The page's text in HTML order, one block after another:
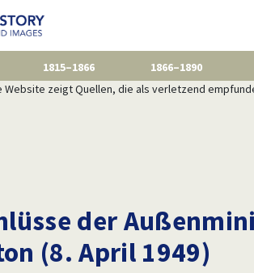
1815–1866 1866–1890
Website zeigt Quellen, die als verletzend
der
(8. April 1949)